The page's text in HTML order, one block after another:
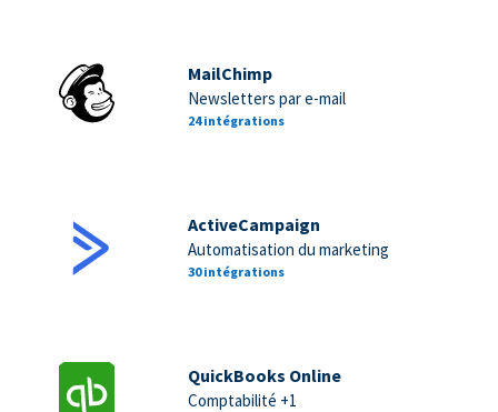
MailChimp
Newsletters par e-mail
24 intégrations
ActiveCampaign
Automatisation du marketing
30 intégrations
QuickBooks Online
Comptabilité +1